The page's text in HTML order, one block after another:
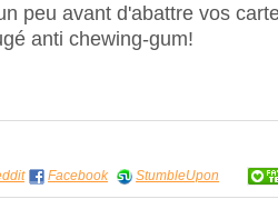
peu avant d'abattre vos
anti chewing-gum!
Facebook StumbleUpon